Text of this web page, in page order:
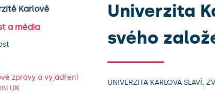
Karlově
a média
zprávy a vyjádření
UK
Univerzita
svého
UNIVERZITA KARLOVA SLAVÍ,